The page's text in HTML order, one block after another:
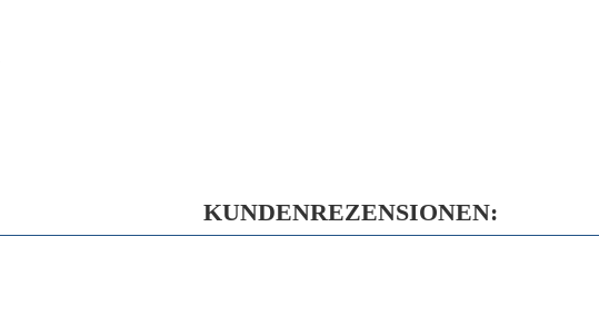
KUNDENREZENSIONEN: